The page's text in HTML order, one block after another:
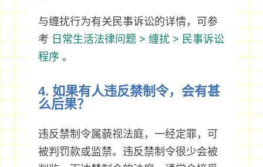
与缠扰行为有关民事诉讼的详情，可参
考 日常生活法律问题 > 缠扰 > 民事诉讼
程序。
4. 如果有人违反禁制令，会有甚
么后果？
违反禁制令属藐视法庭，一经定罪，可
被判罚款或监禁。违反禁制令很少会被